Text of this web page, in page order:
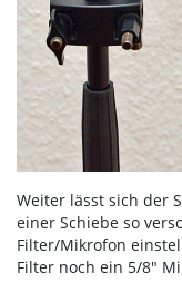
Weiter lässt sich der
einer Schiebe so
Filter/Mikrofon
Filter noch ein 5/8"